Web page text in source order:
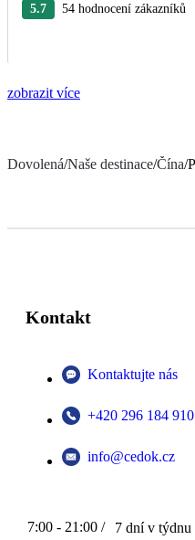
5.7
54 hodnocení zákazníků
zobrazit více
Dovolená/Naše destinace/Čína/
Kontakt
Kontaktujte nás
+420 296 184 910
info@cedok.cz
7:00 - 21:00 / 7 dní v týdnu